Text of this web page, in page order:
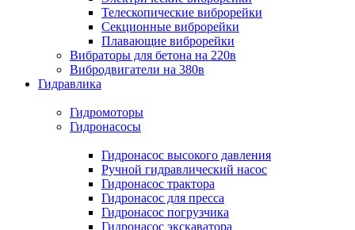
Телескопические виброрейки
Секционные виброрейки
Плавающие виброрейки
Вибраторы для бетона на 220в
Вибродвигатели на 380в
Гидравлика
Гидромоторы
Гидронасосы
Гидронасос высокого давления
Ручной гидравлический насос
Гидронасос трактора
Гидронасос для пресса
Гидронасос погрузчика
Гидронасос экскаватора